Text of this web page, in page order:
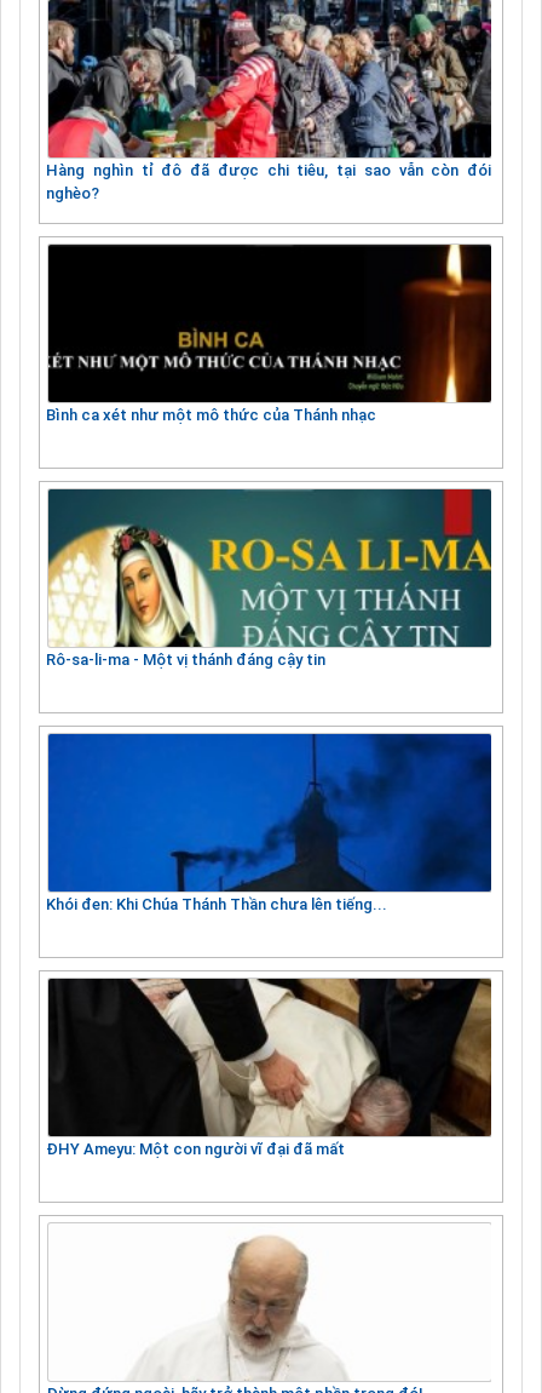
Hàng nghìn tỉ đô đã được chi tiêu, tại sao vẫn còn đói
nghèo?
Bình ca xét như một mô thức của Thánh nhạc
Rô-sa-li-ma - Một vị thánh đáng cậy tin
Khói đen: Khi Chúa Thánh Thần chưa lên tiếng...
ĐHY Ameyu: Một con người vĩ đại đã mất